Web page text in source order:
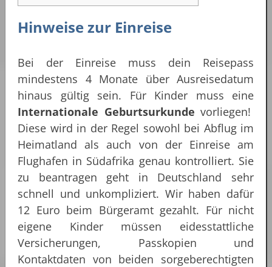
Hinweise zur Einreise
Bei der Einreise muss dein Reisepass
mindestens 4 Monate über Ausreisedatum
hinaus gültig sein. Für Kinder muss eine
Internationale Geburtsurkunde vorliegen!
Diese wird in der Regel sowohl bei Abflug im
Heimatland als auch von der Einreise am
Flughafen in Südafrika genau kontrolliert. Sie
zu beantragen geht in Deutschland sehr
schnell und unkompliziert. Wir haben dafür
12 Euro beim Bürgeramt gezahlt. Für nicht
eigene Kinder müssen eidesstattliche
Versicherungen, Passkopien und
Kontaktdaten von beiden sorgeberechtigten